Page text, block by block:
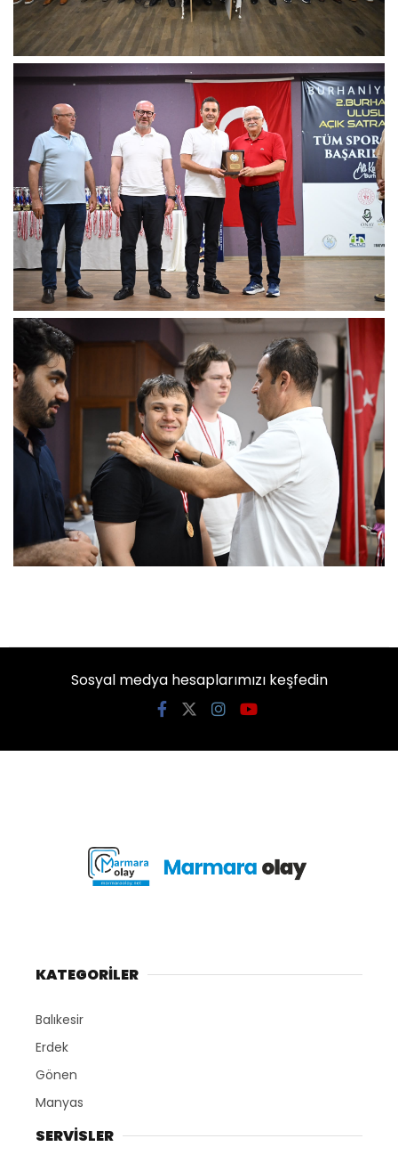
Sosyal medya hesaplarımızı keşfedin
KATEGORİLER
Balıkesir
Erdek
Gönen
Manyas
SERVİSLER